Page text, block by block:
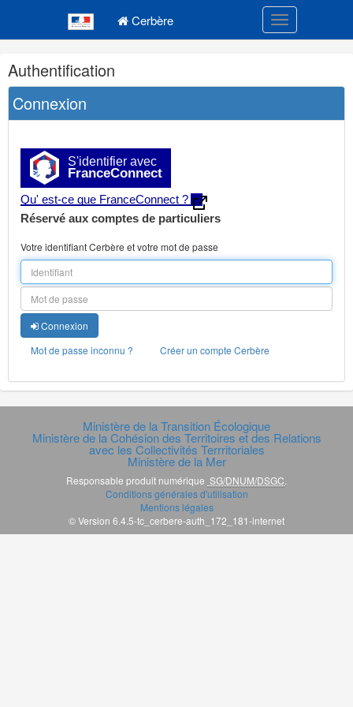
Cerbère Toggle
Navigation
et
outils
annexes
Authentification
Connexion
S'identifier avec
FranceConnect
Qu' est-ce que FranceConnect ?
Réservé aux comptes de particuliers
Votre identifiant Cerbère et votre mot de passe
Connexion
Mot de passe inconnu ?
Créer un compte Cerbère
Ministère de la Transition Écologique
Ministère de la Cohésion des Territoires et des Relations
avec les Collectivités Terrritoriales
Ministère de la Mer
Responsable produit numérique SG/DNUM/DSGC.
Conditions générales d'utilisation
Mentions légales
© Version 6.4.5-tc_cerbere-auth_172_181-internet